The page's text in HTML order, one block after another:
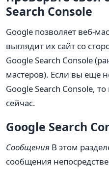
Search Console
Google позволяет веб-
выглядит их сайт со
Google Search Console
мастеров). Если вы еще
Google Search Console,
сейчас.
Google Search
Сообщения В этом
сообщения